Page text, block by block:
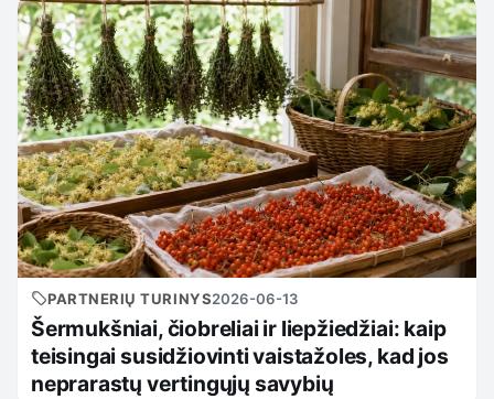
PARTNERIŲ TURINYS2026-06-13
Šermukšniai, čiobreliai ir liepžiedžiai: kaip
teisingai susidžiovinti vaistažoles, kad jos
neprarastų vertingųjų savybių